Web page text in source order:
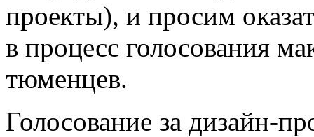
проекты), и просим
в процесс голосования
тюменцев.
Голосование за дизайн-